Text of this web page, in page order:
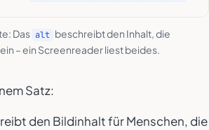
Das alt beschreibt den Inhalt, die
– ein Screenreader liest beides.
Satz:
den Bildinhalt für Menschen, die